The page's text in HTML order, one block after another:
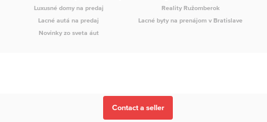
Luxusné domy na predaj
Reality Ružomberok
Lacné autá na predaj
Lacné byty na prenájom v Bratislave
Novinky zo sveta áut